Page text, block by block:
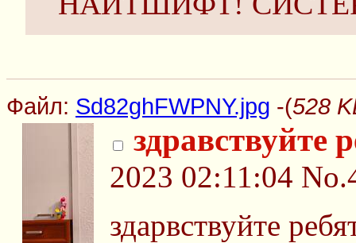
Файл: Sd82ghFWPNY.jpg -(528
здравствуйте
2023 02:11:04
здарвствуйте